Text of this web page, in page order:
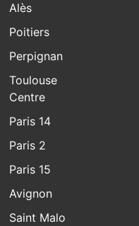
Alès
Poitiers
Perpignan
Toulouse
Centre
Paris 14
Paris 2
Paris 15
Avignon
Saint Malo